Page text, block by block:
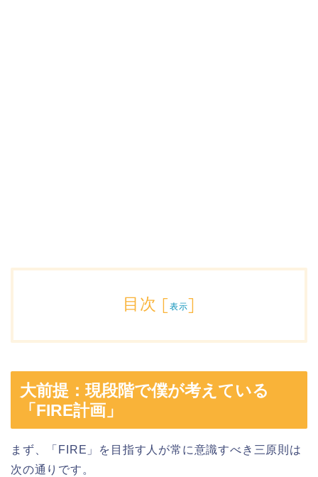
目次 [表示]
大前提：現段階で僕が考えている
「FIRE計画」
まず、「FIRE」を目指す人が常に意識すべき三原則は
次の通りです。